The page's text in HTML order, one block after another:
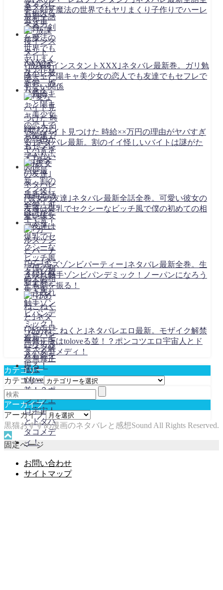
巻。剣と魔法の世界でもヤリまくり子作りでハーレ
ムを！
｢放課後インスタントXXX｣ネタバレ最新巻。ガリ勉
陰キャと陽キャ美少女の恋人でも友達でもセフレで
もない関係
｢変なバイト見つけた 時給××万円の理由がヤバすぎ
る｣ネタバレ最新。割のイイ怪しいバイトは謎がた
っぷり！
｢彼女の友達｣ネタバレ最新全話全巻。可愛い彼女の
友達は爆乳でセクシーなビッチ風で僕の初めての相
手です
｢ガールズゾンビパーティー｣ネタバレ最新全巻。生
き残れ触手ゾンビパンデミック！ノーパンになろう
とも剣を振る！
｢ゆめねこねくと｣ネタバレエロ最新。モザイク解禁
無修正版はtoloveる並！？ポンコツエロ宇宙人とド
タバタコメディ！
カテゴリー
カテゴリー
アーカイブ
アーカイブ
黒猫おすすめ漫画のネタバレと感想Sound All Rights Reserved.
固定ページ
お問い合わせ
サイトマップ